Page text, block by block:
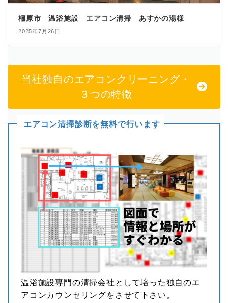
橿原市 温浴施設 エアコン清掃 あすかの湯様
2025年7月26日
当社独自のエアコンクリーニング・
３つの特徴
エアコン清掃診断を無料で行います
温浴施設専門の清掃会社として培った独自のエ
アコンカウンセリングをさせて下さい。